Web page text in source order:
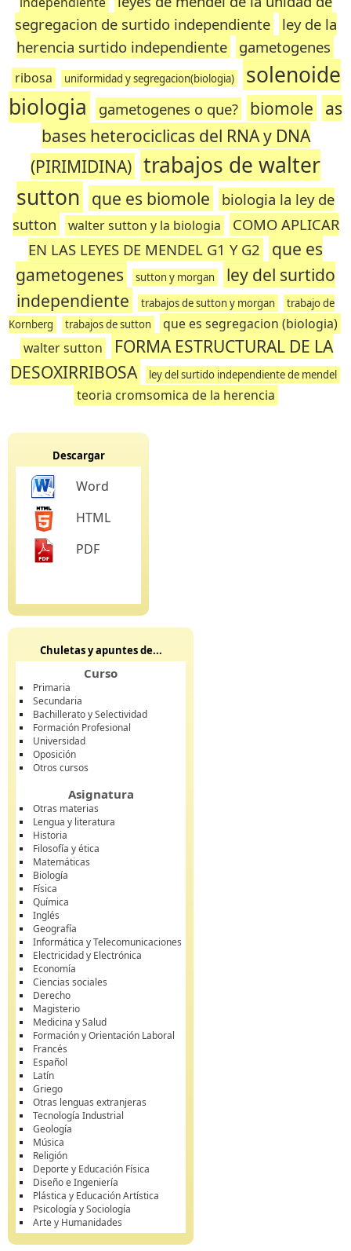
segregacion de surtido independiente
ley de la
herencia surtido independiente
gametogenes
ribosa uniformidad y segregacion(biologia)
solenoide
biologia
gametogenes o que? biomole as
bases heterociclicas del RNA y DNA
(PIRIMIDINA) trabajos de walter
sutton que es biomole
biologia la ley de
sutton
walter sutton y la biologia
COMO APLICAR
EN LAS LEYES DE MENDEL G1 Y G2
que es
gametogenes
sutton y morgan
ley del surtido
independiente
trabajos de sutton y morgan
trabajo de
Kornberg
trabajos de sutton
que es segregacion (biologia)
walter sutton
FORMA ESTRUCTURAL DE LA
DESOXIRRIBOSA
ley del surtido independiente de mendel
teoria cromsomica de la herencia
Descargar
Word
HTML
PDF
Chuletas y apuntes de...
Curso
Primaria
Secundaria
Bachillerato y Selectividad
Formación Profesional
Universidad
Oposición
Otros cursos
Asignatura
Otras materias
Lengua y literatura
Historia
Filosofía y ética
Matemáticas
Biología
Física
Química
Inglés
Geografía
Informática y Telecomunicaciones
Electricidad y Electrónica
Economía
Ciencias sociales
Derecho
Magisterio
Medicina y Salud
Formación y Orientación Laboral
Francés
Español
Latín
Griego
Otras lenguas extranjeras
Tecnología Industrial
Geología
Música
Religión
Deporte y Educación Física
Diseño e Ingeniería
Plástica y Educación Artística
Psicología y Sociología
Arte y Humanidades